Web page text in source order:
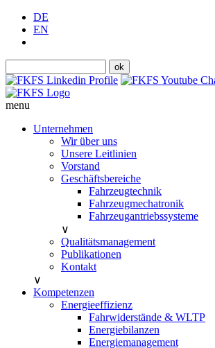
DE
EN
menu
Unternehmen
Wir über uns
Unsere Leitlinien
Vorstand
Geschäftsbereiche
Fahrzeugtechnik
Fahrzeugmechatronik
Fahrzeugantriebssysteme
∨
Qualitätsmanagement
Publikationen
Kontakt
∨
Kompetenzen
Energieeffizienz
Fahrwiderstände & WLTP
Energiebilanzen
Energiemanagement